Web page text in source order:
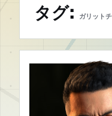
タグ: ガリット